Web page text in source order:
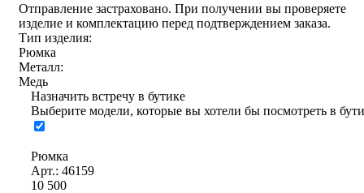
Отправление застраховано. При получении вы проверяете
изделие и комплектацию перед подтверждением заказа.
Тип изделия:
Рюмка
Металл:
Медь
Назначить встречу в бутике
Выберите модели, которые вы хотели бы посмотреть в
Рюмка
Арт.: 46159
10 500